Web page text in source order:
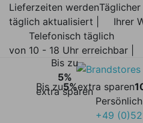
Lieferzeiten werden
täglich aktualisiert |
Ihrer
Telefonisch täglich
von 10 - 18 Uhr erreichbar |
Bis zu5%extra sparen
Bis zu
5%
extra sparen
+49